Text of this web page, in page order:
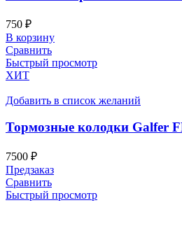
750 ₽
В корзину
Сравнить
Быстрый просмотр
ХИТ
Добавить в список желаний
Тормозные колодки Galfer
7500 ₽
Предзаказ
Сравнить
Быстрый просмотр